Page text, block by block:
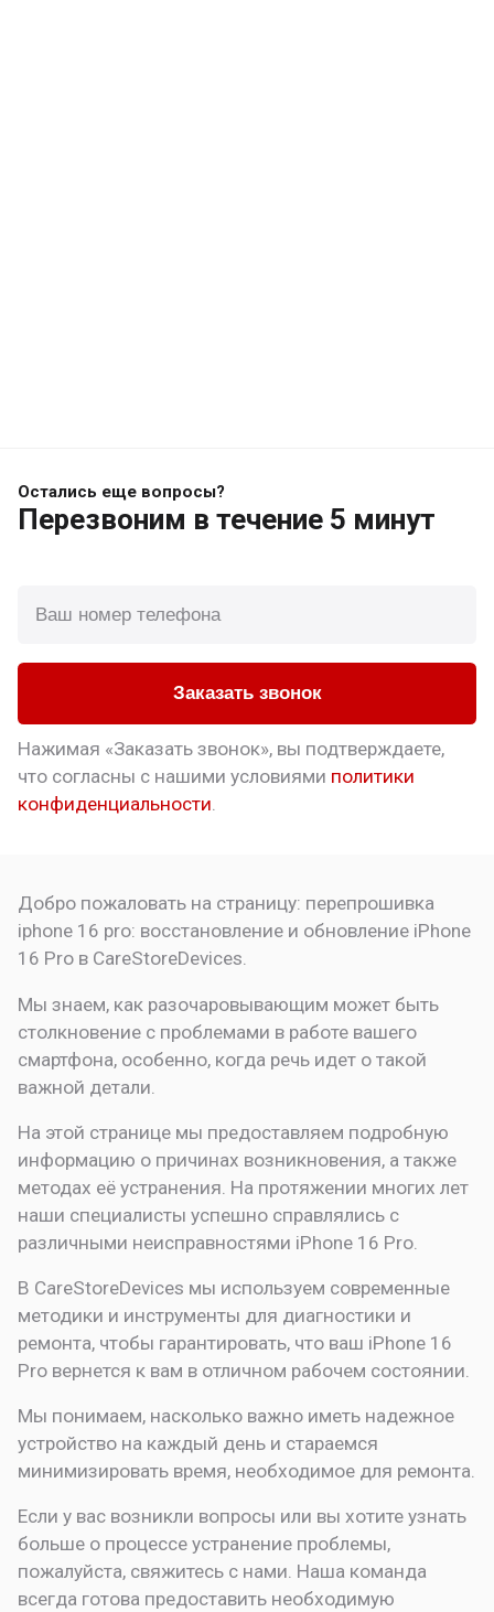
Остались еще вопросы?
Перезвоним в течение 5 минут
Заказать звонок
Нажимая «Заказать звонок», вы подтверждаете,
что согласны с нашими условиями политики
конфиденциальности.
Добро пожаловать на страницу: перепрошивка
iphone 16 pro: восстановление и обновление iPhone
16 Pro в CareStoreDevices.
Мы знаем, как разочаровывающим может быть
столкновение с проблемами в работе вашего
смартфона, особенно, когда речь идет о такой
важной детали.
На этой странице мы предоставляем подробную
информацию о причинах возникновения, а также
методах её устранения. На протяжении многих лет
наши специалисты успешно справлялись с
различными неисправностями iPhone 16 Pro.
В CareStoreDevices мы используем современные
методики и инструменты для диагностики и
ремонта, чтобы гарантировать, что ваш iPhone 16
Pro вернется к вам в отличном рабочем состоянии.
Мы понимаем, насколько важно иметь надежное
устройство на каждый день и стараемся
минимизировать время, необходимое для ремонта.
Если у вас возникли вопросы или вы хотите узнать
больше о процессе устранение проблемы,
пожалуйста, свяжитесь с нами. Наша команда
всегда готова предоставить необходимую